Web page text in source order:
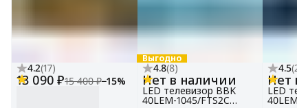
4.2(17)
13 090 ₽15 400 ₽−15%
Выгодно
4.8(8)
Нет в наличии
LED телевизор BBK
40LEM-1045/FTS2C
4.5(2
Нет в
LED
40LEM-